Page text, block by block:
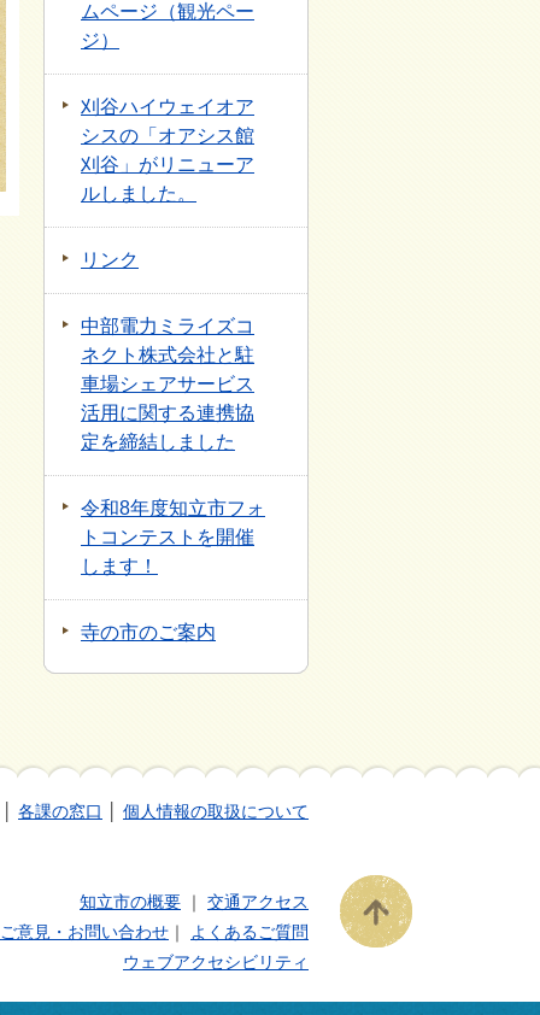
ムページ（観光ペー
ジ）
刈谷ハイウェイオア
シスの「オアシス館
刈谷」がリニューア
ルしました。
リンク
中部電力ミライズコ
ネクト株式会社と駐
車場シェアサービス
活用に関する連携協
定を締結しました
令和8年度知立市フォ
トコンテストを開催
します！
寺の市のご案内
各課の窓口 個人情報の取扱について
知立市の概要 ｜ 交通アクセス
ご意見・お問い合わせ ｜
よくあるご質問
ウェブアクセシビリティ